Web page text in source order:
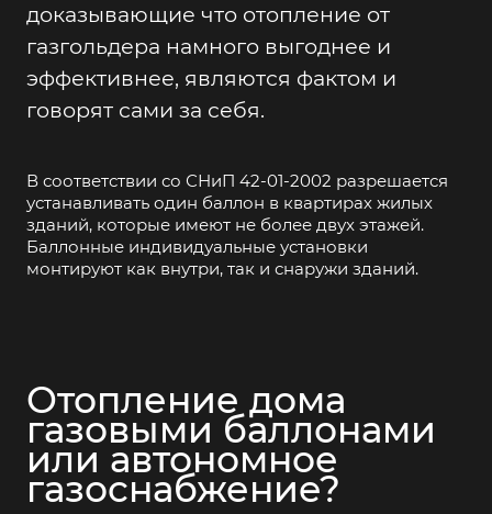
доказывающие что отопление от
газгольдера намного выгоднее и
эффективнее, являются фактом и
говорят сами за себя.
В соответствии со СНиП 42-01-2002 разрешается
устанавливать один баллон в квартирах жилых
зданий, которые имеют не более двух этажей.
Баллонные индивидуальные установки
монтируют как внутри, так и снаружи зданий.
Отопление дома
газовыми баллонами
или автономное
газоснабжение?